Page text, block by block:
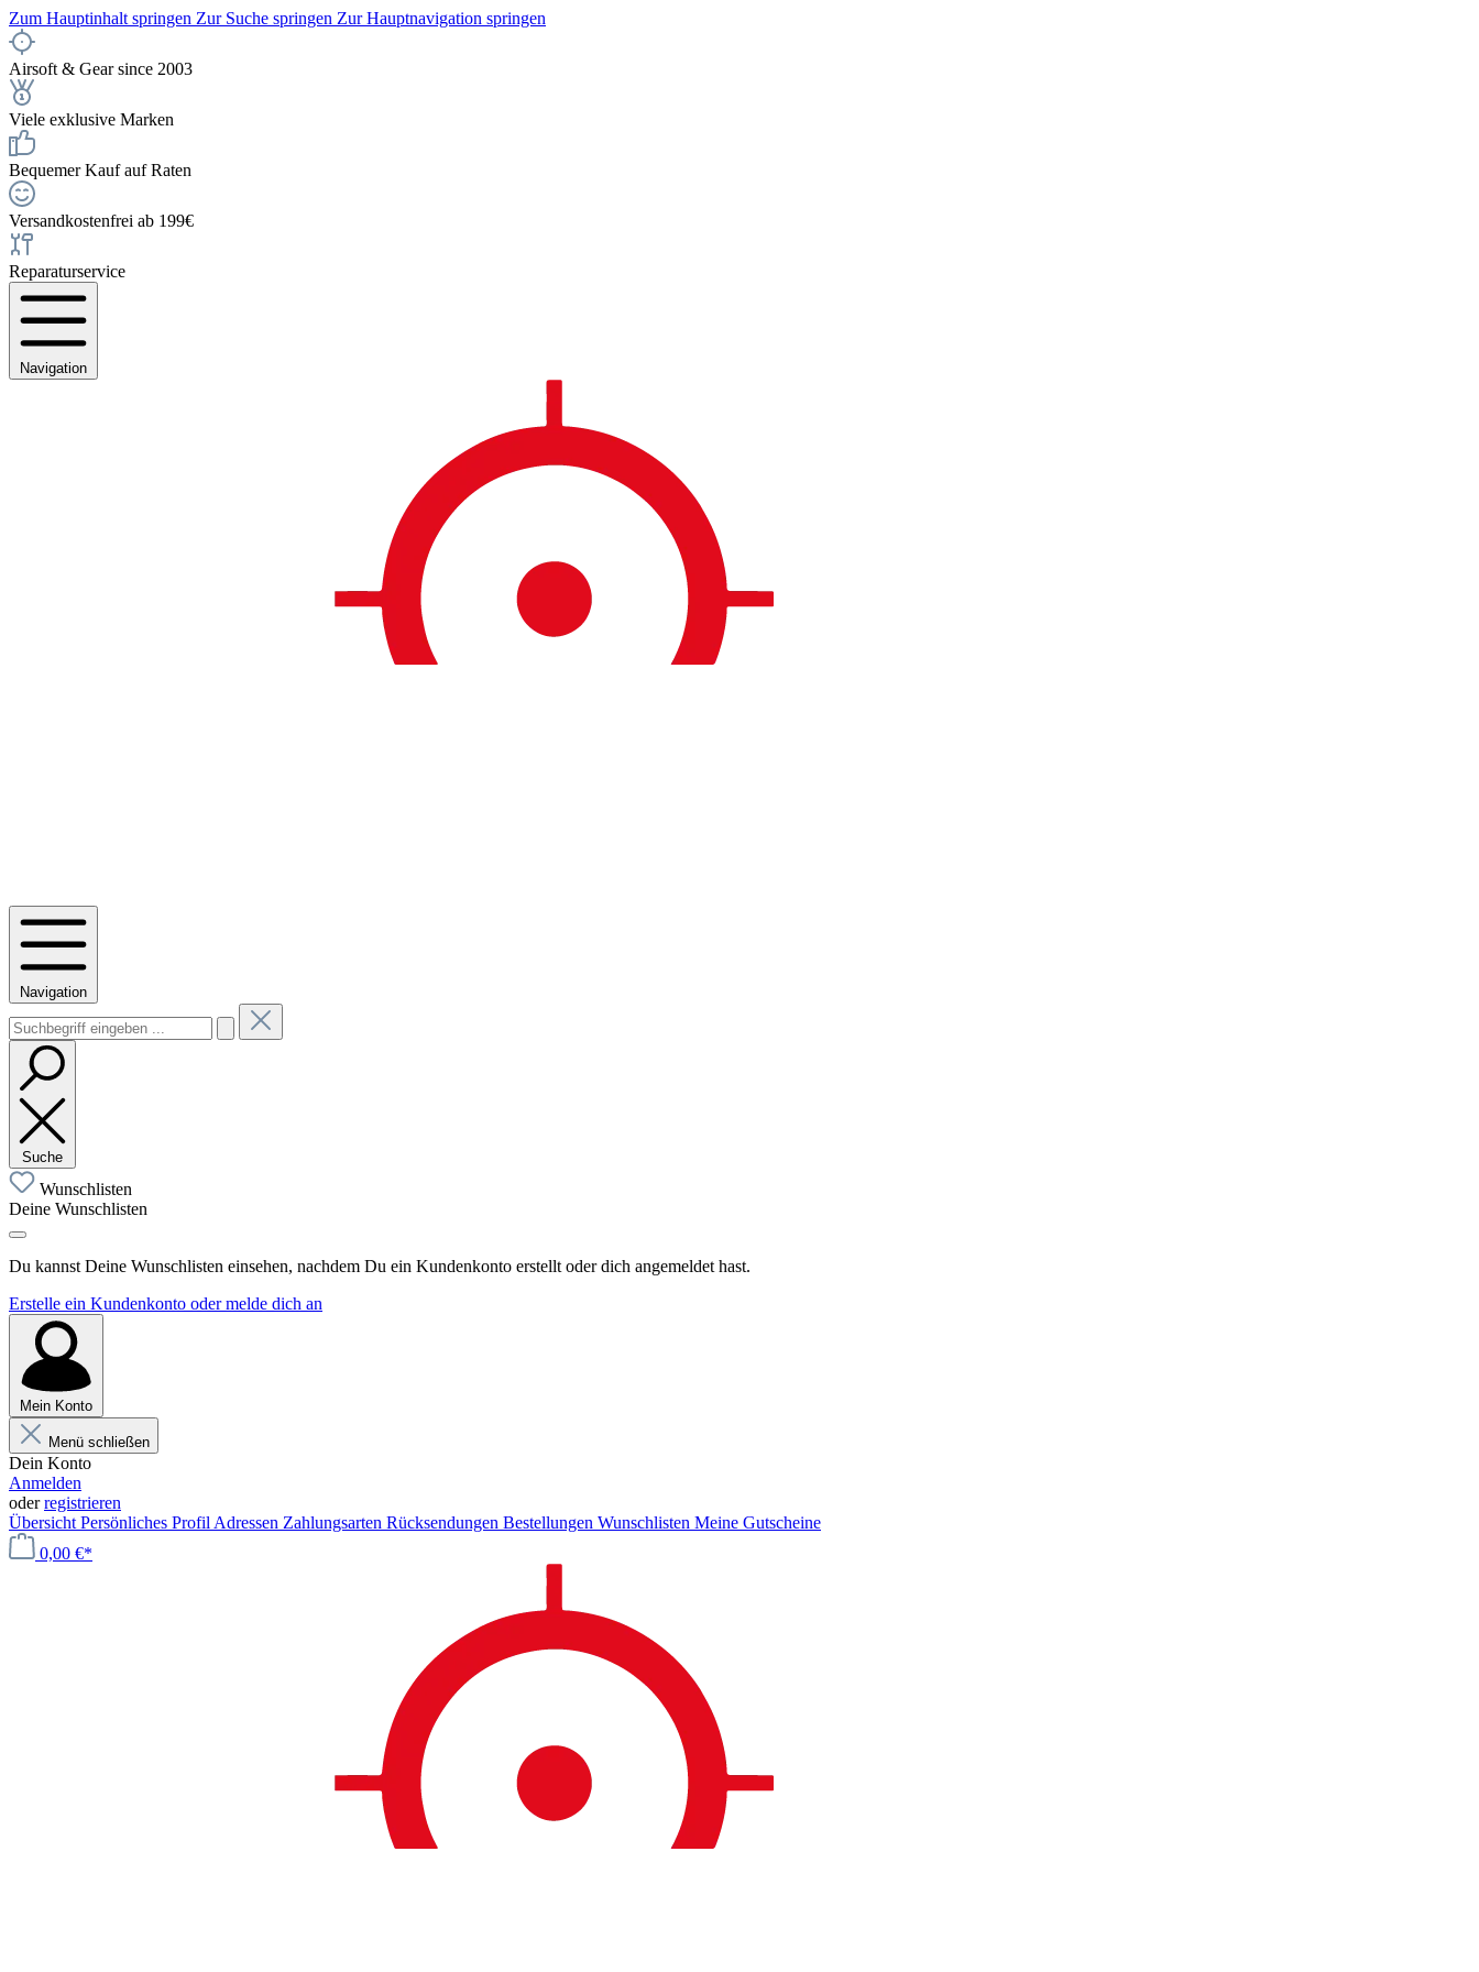
Zum Hauptinhalt springen Zur Suche springen Zur Hauptnavigation springen
Airsoft & Gear since 2003
Viele exklusive Marken
Bequemer Kauf auf Raten
Versandkostenfrei ab 199€
Reparaturservice
Navigation
Navigation
Suche
Wunschlisten
Deine Wunschlisten
Du kannst Deine Wunschlisten einsehen, nachdem Du ein Kundenkonto erstellt oder dich angemeldet hast.
Erstelle ein Kundenkonto oder melde dich an
Mein Konto
Menü schließen
Dein Konto
Anmelden
oderregistrieren
Übersicht Persönliches Profil Adressen Zahlungsarten Rücksendungen Bestellungen Wunschlisten Meine Gutscheine
0,00 €*